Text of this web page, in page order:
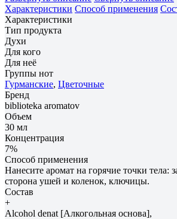
Характеристики Способ применения
Характеристики
Тип продукта
Духи
Для кого
Для неё
Группы нот
Гурманские, Цветочные
Бренд
biblioteka aromatov
Объем
30 мл
Концентрация
7%
Способ применения
Нанесите аромат на горячие точки тела:
сторона ушей и коленок, ключицы.
Состав
+
Alcohol denat [Алкогольная основа],